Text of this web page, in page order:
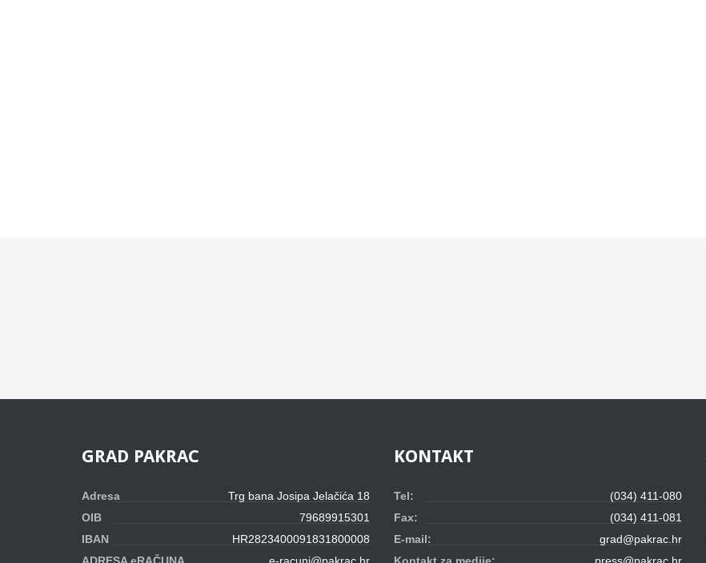
GRAD PAKRAC
Adresa
Trg bana Josipa Jelačića 18
OIB
79689915301
IBAN
HR2823400091831800008
KONTAKT
Tel:
(034) 411-080
Fax:
(034) 411-081
E-mail:
grad@pakrac.hr